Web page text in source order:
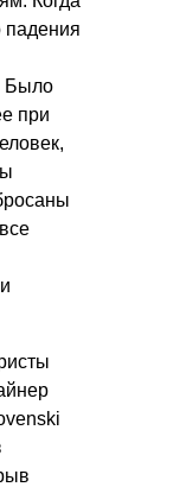
падения
Было
при